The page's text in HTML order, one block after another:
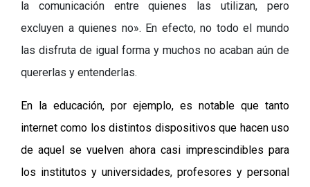
la comunicación entre quienes las utilizan, pero
excluyen a quienes no». En efecto, no todo el mundo
las disfruta de igual forma y muchos no acaban aún de
quererlas y entenderlas.
En la educación, por ejemplo, es notable que tanto
internet como los distintos dispositivos que hacen uso
de aquel se vuelven ahora casi imprescindibles para
los institutos y universidades, profesores y personal